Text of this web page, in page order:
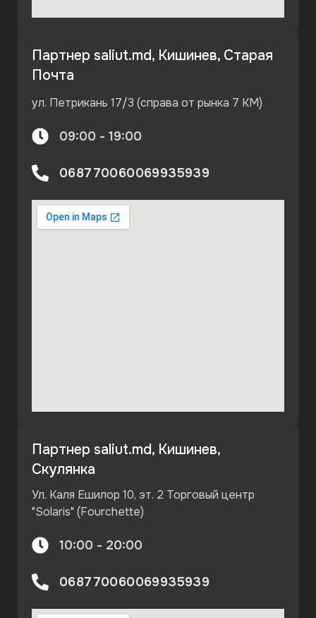
Партнер saliut.md, Кишинев, Старая
Почта
ул. Петрикань 17/3 (справа от рынка 7 KM)
09:00 - 19:00
068770060069935939
Партнер saliut.md, Кишинев,
Скулянка
Ул. Каля Ешилор 10, эт. 2 Торговый центр
"Solaris" (Fourchette)
10:00 - 20:00
068770060069935939